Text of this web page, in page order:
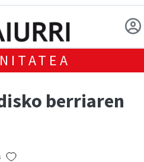
berriaren